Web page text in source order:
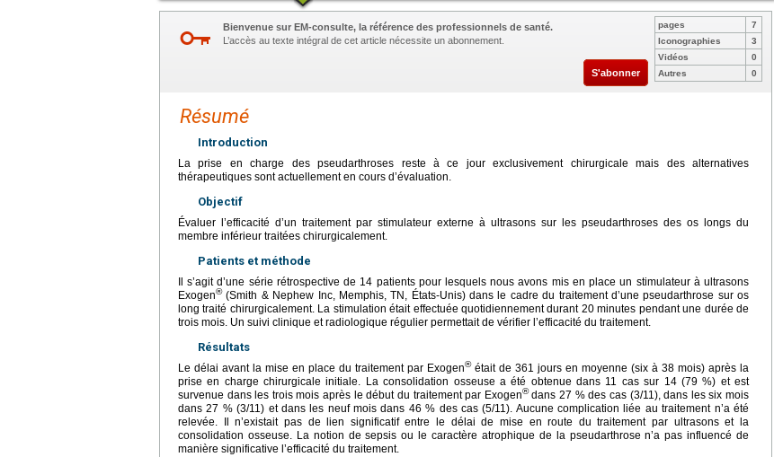
Bienvenue sur EM-consulte, la référence des professionnels de santé.
L’accès au texte intégral de cet article nécessite un abonnement.
S'abonner
pages
7
Iconographies
3
Vidéos
0
Autres
0
Résumé
Introduction
La prise en charge des pseudarthroses reste à ce jour exclusivement chirurgicale mais des alternatives
thérapeutiques sont actuellement en cours d’évaluation.
Objectif
Évaluer l’efficacité d’un traitement par stimulateur externe à ultrasons sur les pseudarthroses des os longs du
membre inférieur traitées chirurgicalement.
Patients et méthode
Il s’agit d’une série rétrospective de 14 patients pour lesquels nous avons mis en place un stimulateur à ultrasons
Exogen®(Smith & Nephew Inc, Memphis, TN, États-Unis) dans le cadre du traitement d’une pseudarthrose sur os
long traité chirurgicalement. La stimulation était effectuée quotidiennement durant 20 minutes pendant une durée de
trois mois. Un suivi clinique et radiologique régulier permettait de vérifier l’efficacité du traitement.
Résultats
Le délai avant la mise en place du traitement par Exogen®était de 361 jours en moyenne (six à 38 mois) après la
prise en charge chirurgicale initiale. La consolidation osseuse a été obtenue dans 11 cas sur 14 (79 %) et est
survenue dans les trois mois après le début du traitement par Exogen®dans 27 % des cas (3/11), dans les six mois
dans 27 % (3/11) et dans les neuf mois dans 46 % des cas (5/11). Aucune complication liée au traitement n’a été
relevée. Il n’existait pas de lien significatif entre le délai de mise en route du traitement par ultrasons et la
consolidation osseuse. La notion de sepsis ou le caractère atrophique de la pseudarthrose n’a pas influencé de
manière significative l’efficacité du traitement.